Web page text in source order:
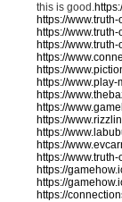
this is good.
https://
https://
https://
https://
https://
https://
https://
https://
https://
https://
https://
https://
https://
https://
https://